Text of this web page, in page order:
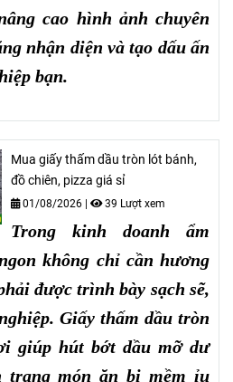
cao hình ảnh chuyên
nhận diện và tạo dấu ấn
bạn.
Mua giấy thấm dầu tròn lót bánh,
đồ chiên, pizza giá sỉ
01/08/2026 | 39 Lượt xem
Trong kinh doanh ẩm
không chỉ cần hương
được trình bày sạch sẽ,
Giấy thấm dầu tròn
giúp hút bớt dầu mỡ dư
trạng món ăn bị mềm ỉu